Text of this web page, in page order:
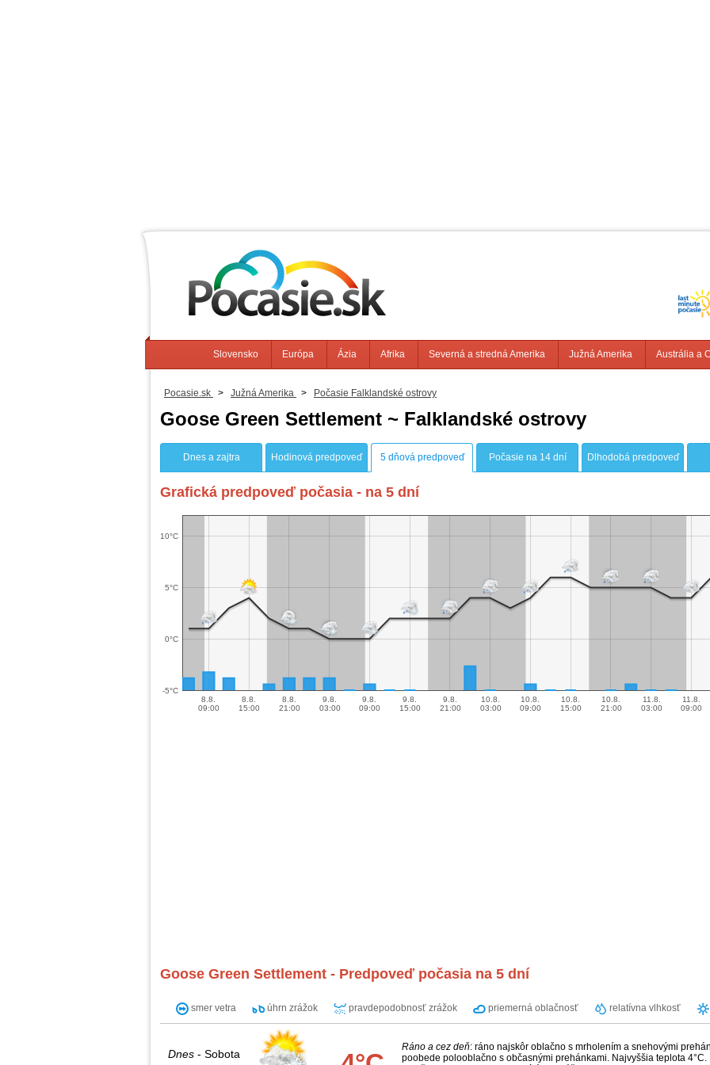
Slovensko Európa Ázia Afrika Severná a stredná Amerika Južná Amerika Austrália a
Pocasie.sk > Južná Amerika > Počasie Falklandské ostrovy
Goose Green Settlement ~ Falklandské ostrovy
Dnes a zajtra Hodinová predpoveď 5 dňová predpoveď Počasie na 14 dní Dlhodobá predpoveď
Grafická predpoveď počasia - na 5 dní
8.8.
09:00
8.8.
15:00
8.8.
21:00
9.8.
03:00
9.8.
09:00
9.8.
15:00
9.8.
21:00
10.8.
03:00
10.8.
09:00
10.8.
15:00
10.8.
21:00
11.8.
03:00
11.8.
09:00
-5°C
0°C
5°C
10°C
Goose Green Settlement - Predpoveď počasia na 5 dní
smer vetra úhrn zrážok pravdepodobnosť zrážok priemerná oblačnosť relatívna vlhkosť
Dnes- Sobota
Ráno a cez deň: ráno najskôr oblačno s mrholením a snehovými
poobede polooblačno s občasnými prehánkami. Najvyššia teplota